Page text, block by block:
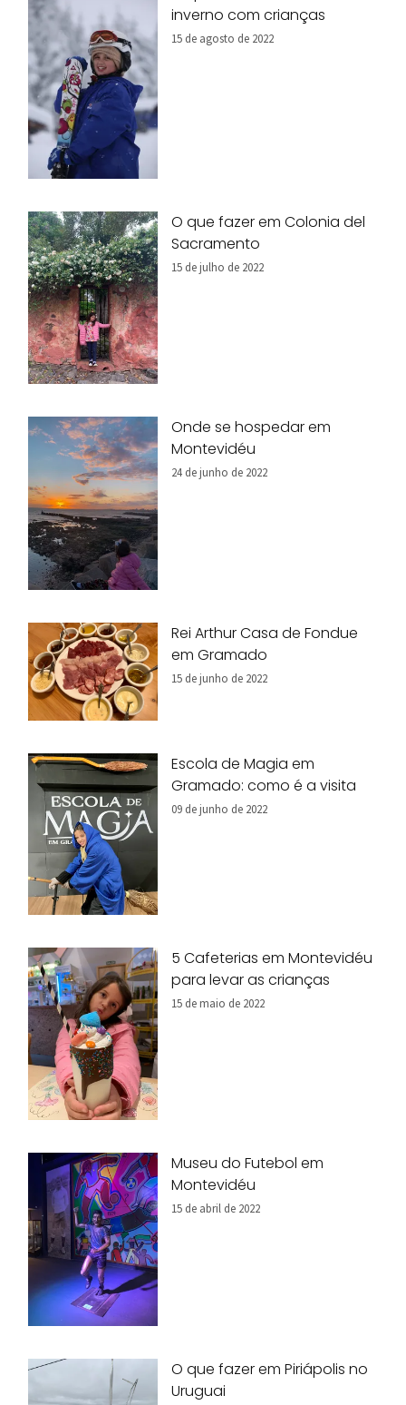
inverno com crianças
15 de agosto de 2022
O que fazer em Colonia del
Sacramento
15 de julho de 2022
Onde se hospedar em
Montevidéu
24 de junho de 2022
Rei Arthur Casa de Fondue
em Gramado
15 de junho de 2022
Escola de Magia em
Gramado: como é a visita
09 de junho de 2022
5 Cafeterias em Montevidéu
para levar as crianças
15 de maio de 2022
Museu do Futebol em
Montevidéu
15 de abril de 2022
O que fazer em Piriápolis no
Uruguai